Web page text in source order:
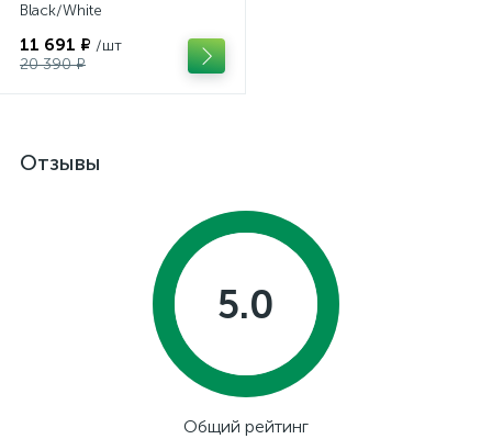
Black/White
11 691 ₽ /шт
20 390 ₽
Отзывы
5.0
Общий рейтинг